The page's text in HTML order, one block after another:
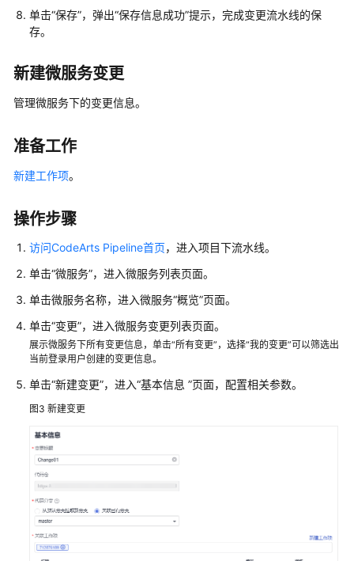
（SLA）
皮
书
资
支
持
系
权
限
单击“保存”，弹出“保存信息成功”提示，完成变更流水线的保
存。
新建微服务变更
管理微服务下的变更信息。
准备工作
新建工作项。
操作步骤
访问CodeArts Pipeline首页，进入项目下流水线。
单击“微服务”，进入微服务列表页面。
单击微服务名称，进入微服务“概览”页面。
单击“变更”，进入微服务变更列表页面。
展示微服务下所有变更信息，单击“所有变更”，选择“我的变更”可以筛选出
当前登录用户创建的变更信息。
单击“新建变更”，进入“基本信息 ”页面，配置相关参数。
图3 新建变更